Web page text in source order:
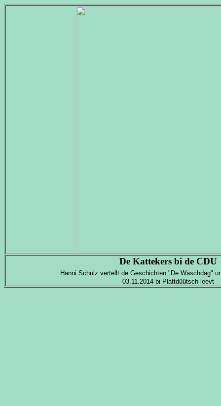
De Kattekers bi de CDU
Hanni Schulz vertellt de Geschichten "De Waschdag"
03.11.2014 bi Plattdüütsch leevt